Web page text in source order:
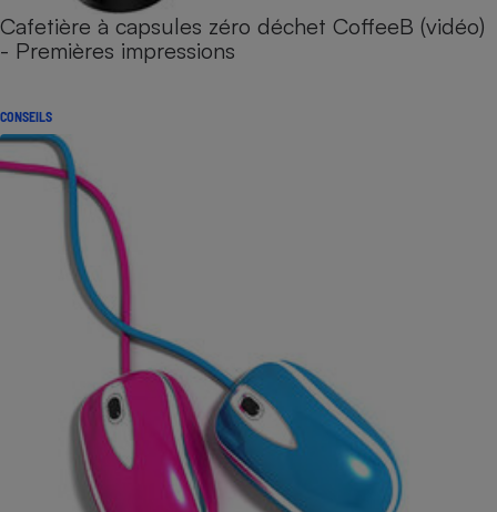
Cafetière à capsules zéro déchet CoffeeB (vidéo)
- Premières impressions
CONSEILS